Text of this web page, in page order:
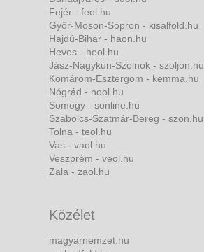
Fejér - feol.hu
Győr-Moson-Sopron - kisalfold.hu
Hajdú-Bihar - haon.hu
Heves - heol.hu
Jász-Nagykun-Szolnok - szoljon.hu
Komárom-Esztergom - kemma.hu
Nógrád - nool.hu
Somogy - sonline.hu
Szabolcs-Szatmár-Bereg - szon.hu
Tolna - teol.hu
Vas - vaol.hu
Veszprém - veol.hu
Zala - zaol.hu
Közélet
magyarnemzet.hu